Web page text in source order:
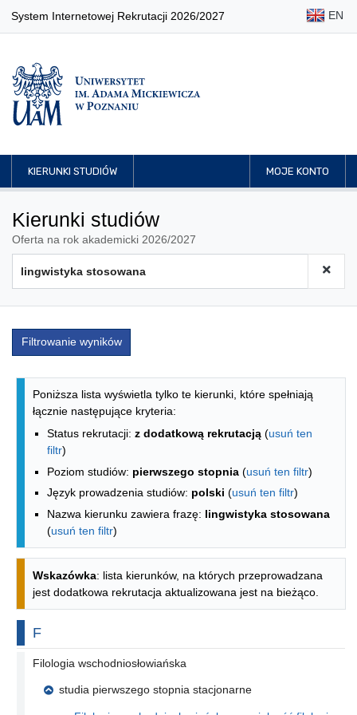
System Internetowej Rekrutacji 2026/2027 EN
KIERUNKI STUDIÓW MOJE KONTO
Kierunki studiów
Oferta na rok akademicki 2026/2027
Filtrowanie wyników
Lista kierunków - indeks alfabetyczny
Poniższa lista wyświetla tylko te kierunki, które spełniają
łącznie następujące kryteria:
Status rekrutacji: z dodatkową rekrutacją (usuń ten
filtr)
Poziom studiów: pierwszego stopnia (usuń ten filtr)
Język prowadzenia studiów: polski (usuń ten filtr)
Nazwa kierunku zawiera frazę: lingwistyka stosowana
(usuń ten filtr)
Wskazówka: lista kierunków, na których przeprowadzana
jest dodatkowa rekrutacja aktualizowana jest na bieżąco.
Na literę
F
Filologia wschodniosłowiańska
studia pierwszego stopnia stacjonarne